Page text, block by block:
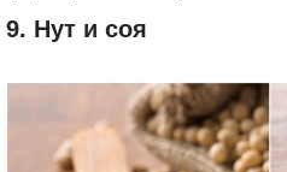
9. Нут и соя